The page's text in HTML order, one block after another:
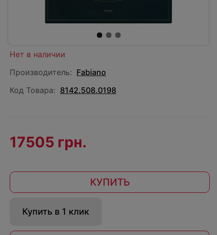
Нет в наличии
Производитель: Fabiano
Код Товара: 8142.508.0198
17505 грн.
КУПИТЬ
Купить в 1 клик